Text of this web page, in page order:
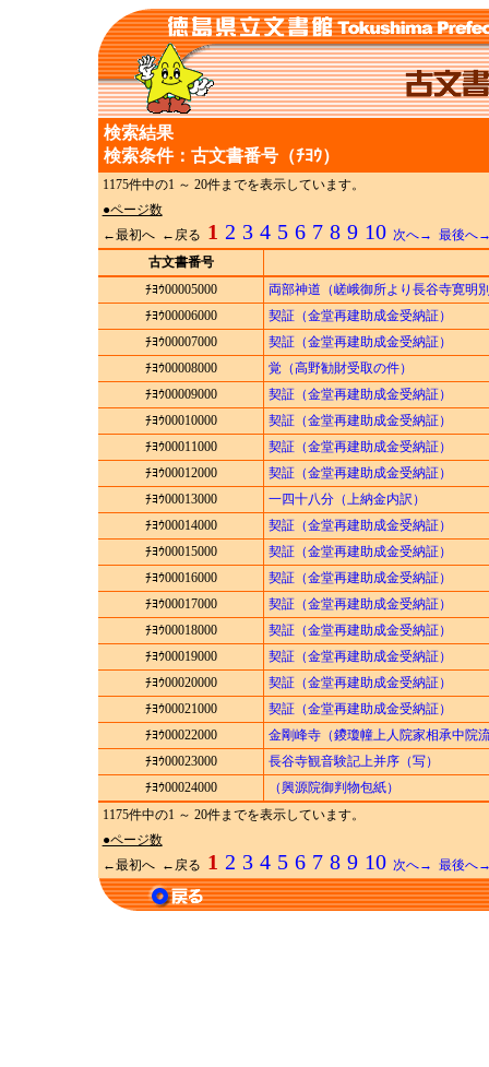
検索結果
検索条件：古文書番号（ﾁﾖｳ）
1175件中の1 ～ 20件までを表示しています。
●ページ数
←最初へ ←戻る 1 2 3 4 5 6 7 8 9 10 次へ→ 最後へ
古文書番号
ﾁﾖｳ00005000
両部神道（嵯峨御所より長谷寺寛明
ﾁﾖｳ00006000
契証（金堂再建助成金受納証）
ﾁﾖｳ00007000
契証（金堂再建助成金受納証）
ﾁﾖｳ00008000
覚（高野勧財受取の件）
ﾁﾖｳ00009000
契証（金堂再建助成金受納証）
ﾁﾖｳ00010000
契証（金堂再建助成金受納証）
ﾁﾖｳ00011000
契証（金堂再建助成金受納証）
ﾁﾖｳ00012000
契証（金堂再建助成金受納証）
ﾁﾖｳ00013000
一四十八分（上納金内訳）
ﾁﾖｳ00014000
契証（金堂再建助成金受納証）
ﾁﾖｳ00015000
契証（金堂再建助成金受納証）
ﾁﾖｳ00016000
契証（金堂再建助成金受納証）
ﾁﾖｳ00017000
契証（金堂再建助成金受納証）
ﾁﾖｳ00018000
契証（金堂再建助成金受納証）
ﾁﾖｳ00019000
契証（金堂再建助成金受納証）
ﾁﾖｳ00020000
契証（金堂再建助成金受納証）
ﾁﾖｳ00021000
契証（金堂再建助成金受納証）
ﾁﾖｳ00022000
金剛峰寺（鑁瓊幢上人院家相承中院
ﾁﾖｳ00023000
長谷寺観音験記上并序（写）
ﾁﾖｳ00024000
（興源院御判物包紙）
1175件中の1 ～ 20件までを表示しています。
●ページ数
←最初へ ←戻る 1 2 3 4 5 6 7 8 9 10 次へ→ 最後へ